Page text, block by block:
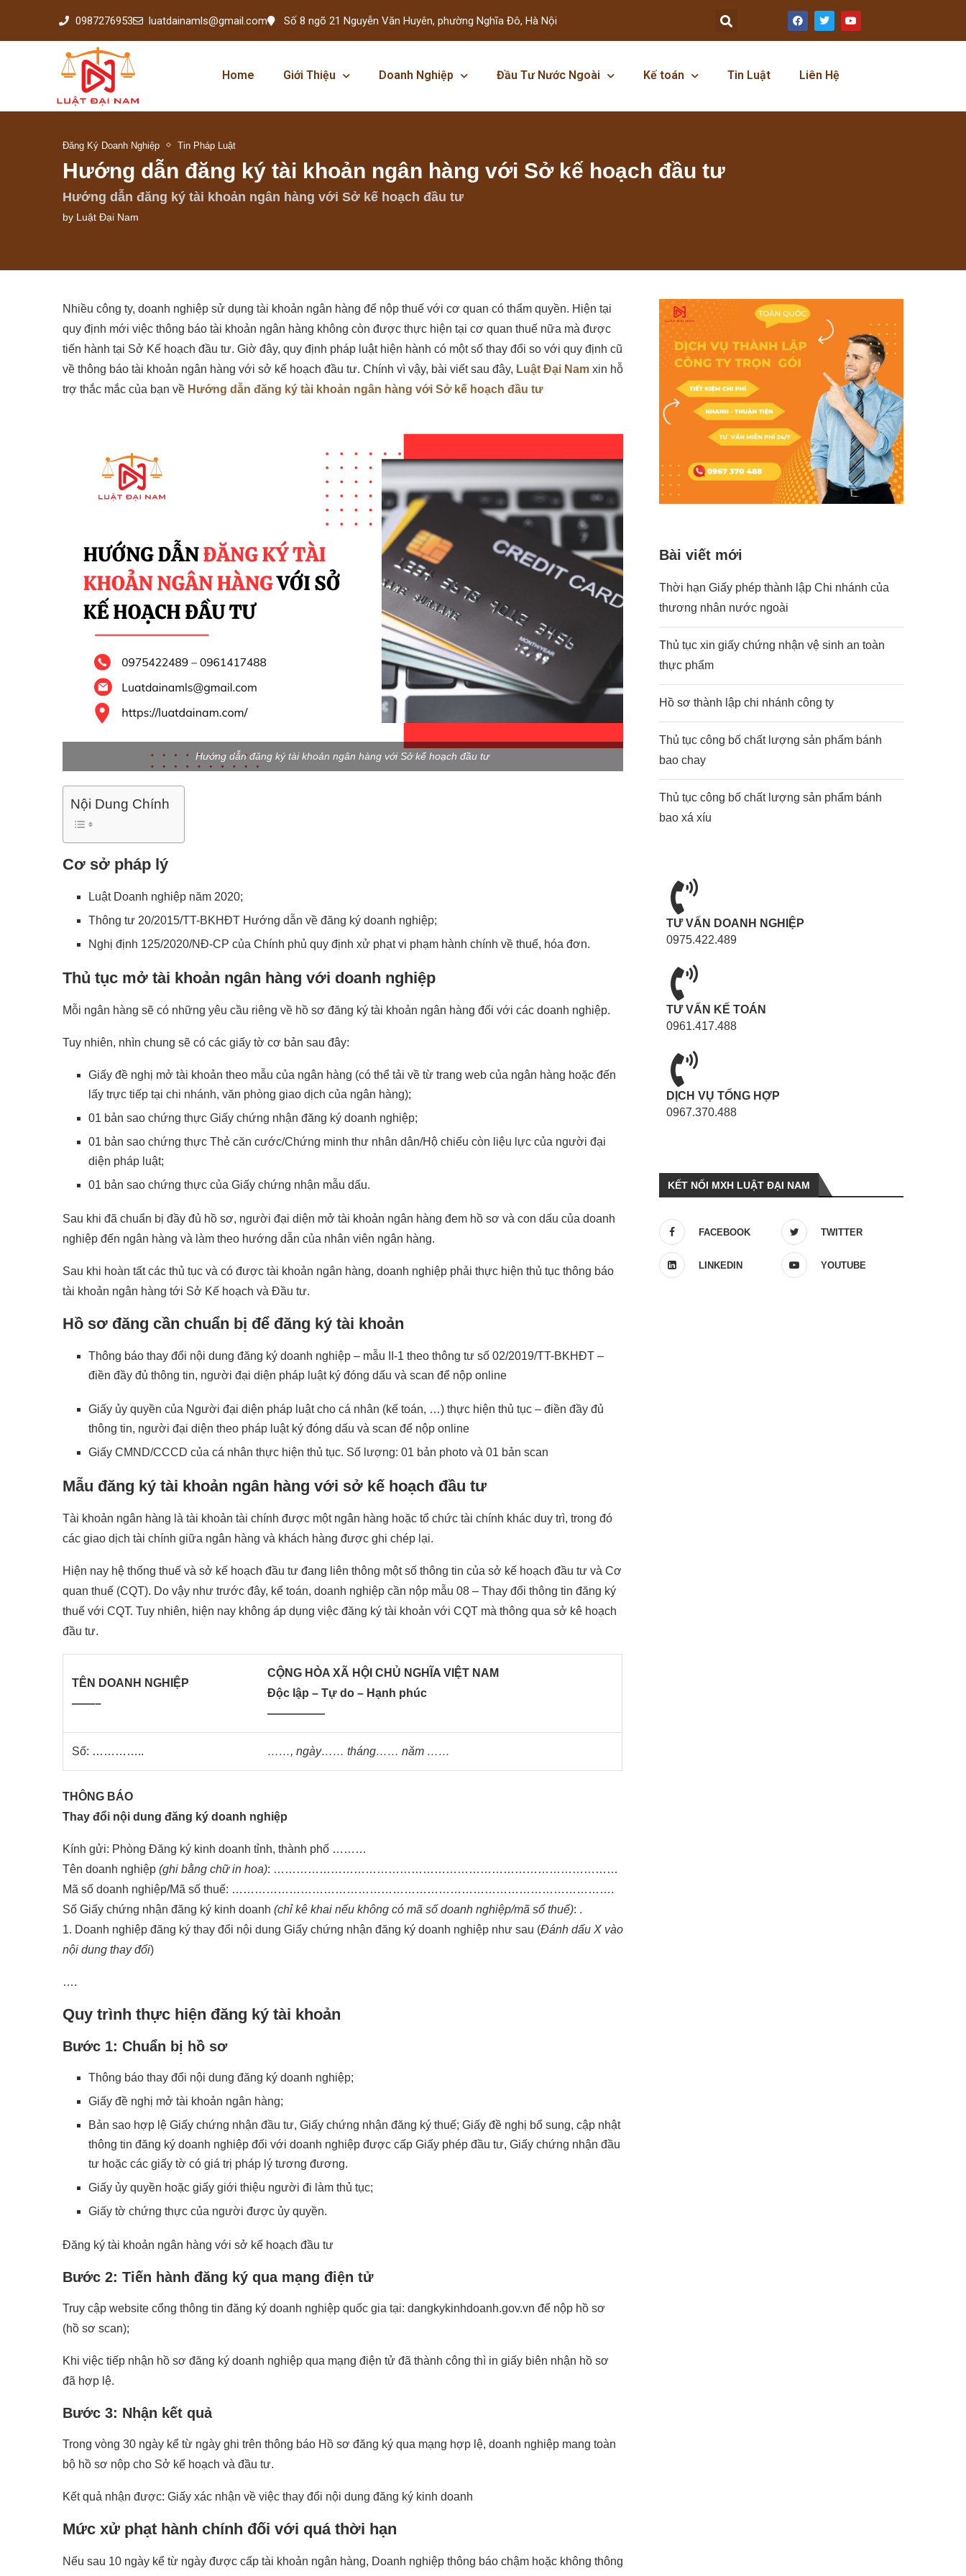
0987276953 luatdainamls@gmail.com Số 8 ngõ 21 Nguyễn Văn Huyên, phường Nghĩa Đô, Hà Nội
Home Giới Thiệu Doanh Nghiệp Đầu Tư Nước Ngoài Kế toán Tin Luật Liên Hệ
Đăng Ký Doanh Nghiệp Tin Pháp Luật
Hướng dẫn đăng ký tài khoản ngân hàng với Sở kế hoạch đầu tư
Hướng dẫn đăng ký tài khoản ngân hàng với Sở kế hoạch đầu tư
by Luật Đại Nam
Nhiều công ty, doanh nghiệp sử dụng tài khoản ngân hàng để nộp thuế với cơ quan có thẩm quyền. Hiện tại
quy định mới việc thông báo tài khoản ngân hàng không còn được thực hiện tại cơ quan thuế nữa mà được
tiến hành tại Sở Kế hoạch đầu tư. Giờ đây, quy định pháp luật hiện hành có một số thay đổi so với quy định cũ
về thông báo tài khoản ngân hàng với sở kế hoạch đầu tư. Chính vì vậy, bài viết sau đây, Luật Đại Nam xin hỗ
trợ thắc mắc của bạn về Hướng dẫn đăng ký tài khoản ngân hàng với Sở kế hoạch đầu tư
Hướng dẫn đăng ký tài khoản ngân hàng với Sở kế hoạch đầu tư
Nội Dung Chính
Cơ sở pháp lý
Luật Doanh nghiệp năm 2020;
Thông tư 20/2015/TT-BKHĐT Hướng dẫn về đăng ký doanh nghiệp;
Nghị định 125/2020/NĐ-CP của Chính phủ quy định xử phạt vi phạm hành chính về thuế, hóa đơn.
Thủ tục mở tài khoản ngân hàng với doanh nghiệp
Mỗi ngân hàng sẽ có những yêu cầu riêng về hồ sơ đăng ký tài khoản ngân hàng đối với các doanh nghiệp.
Tuy nhiên, nhìn chung sẽ có các giấy tờ cơ bản sau đây:
Giấy đề nghị mở tài khoản theo mẫu của ngân hàng (có thể tải về từ trang web của ngân hàng hoặc đến
lấy trực tiếp tại chi nhánh, văn phòng giao dịch của ngân hàng);
01 bản sao chứng thực Giấy chứng nhận đăng ký doanh nghiệp;
01 bản sao chứng thực Thẻ căn cước/Chứng minh thư nhân dân/Hộ chiếu còn liệu lực của người đại
diện pháp luật;
01 bản sao chứng thực của Giấy chứng nhận mẫu dấu.
Sau khi đã chuẩn bị đầy đủ hồ sơ, người đại diện mở tài khoản ngân hàng đem hồ sơ và con dấu của doanh
nghiệp đến ngân hàng và làm theo hướng dẫn của nhân viên ngân hàng.
Sau khi hoàn tất các thủ tục và có được tài khoản ngân hàng, doanh nghiệp phải thực hiện thủ tục thông báo
tài khoản ngân hàng tới Sở Kế hoạch và Đầu tư.
Hồ sơ đăng cần chuẩn bị để đăng ký tài khoản
Thông báo thay đổi nội dung đăng ký doanh nghiệp – mẫu II-1 theo thông tư số 02/2019/TT-BKHĐT –
điền đầy đủ thông tin, người đại diện pháp luật ký đóng dấu và scan để nộp online
Giấy ủy quyền của Người đại diện pháp luật cho cá nhân (kế toán, …) thực hiện thủ tục – điền đầy đủ
thông tin, người đại diện theo pháp luật ký đóng dấu và scan để nộp online
Giấy CMND/CCCD của cá nhân thực hiện thủ tục. Số lượng: 01 bản photo và 01 bản scan
Mẫu đăng ký tài khoản ngân hàng với sở kế hoạch đầu tư
Tài khoản ngân hàng là tài khoản tài chính được một ngân hàng hoặc tổ chức tài chính khác duy trì, trong đó
các giao dịch tài chính giữa ngân hàng và khách hàng được ghi chép lại.
Hiện nay hệ thống thuế và sở kế hoạch đầu tư đang liên thông một số thông tin của sở kế hoạch đầu tư và Cơ
quan thuế (CQT). Do vậy như trước đây, kế toán, doanh nghiệp cần nộp mẫu 08 – Thay đổi thông tin đăng ký
thuế với CQT. Tuy nhiên, hiện nay không áp dụng việc đăng ký tài khoản với CQT mà thông qua sở kê hoạch
đầu tư.
TÊN DOANH NGHIỆP
——–
CỘNG HÒA XÃ HỘI CHỦ NGHĨA VIỆT NAM
Độc lập – Tự do – Hạnh phúc
—————
Số: ………….. ……, ngày…… tháng…… năm ……
THÔNG BÁO
Thay đổi nội dung đăng ký doanh nghiệp
Kính gửi: Phòng Đăng ký kinh doanh tỉnh, thành phố ………
Tên doanh nghiệp (ghi bằng chữ in hoa): ………………………………………………………………………………
Mã số doanh nghiệp/Mã số thuế: ……………………………………………………………………………………….
Số Giấy chứng nhận đăng ký kinh doanh (chỉ kê khai nếu không có mã số doanh nghiệp/mã số thuế): .
1. Doanh nghiệp đăng ký thay đổi nội dung Giấy chứng nhận đăng ký doanh nghiệp như sau (Đánh dấu X vào
nội dung thay đổi)
….
Quy trình thực hiện đăng ký tài khoản
Bước 1: Chuẩn bị hồ sơ
Thông báo thay đổi nội dung đăng ký doanh nghiệp;
Giấy đề nghị mở tài khoản ngân hàng;
Bản sao hợp lệ Giấy chứng nhận đầu tư, Giấy chứng nhận đăng ký thuế; Giấy đề nghị bổ sung, cập nhật
thông tin đăng ký doanh nghiệp đối với doanh nghiệp được cấp Giấy phép đầu tư, Giấy chứng nhận đầu
tư hoặc các giấy tờ có giá trị pháp lý tương đương.
Giấy ủy quyền hoặc giấy giới thiệu người đi làm thủ tục;
Giấy tờ chứng thực của người được ủy quyền.
Đăng ký tài khoản ngân hàng với sở kế hoạch đầu tư
Bước 2: Tiến hành đăng ký qua mạng điện tử
Truy cập website cổng thông tin đăng ký doanh nghiệp quốc gia tại: dangkykinhdoanh.gov.vn để nộp hồ sơ
(hồ sơ scan);
Khi việc tiếp nhận hồ sơ đăng ký doanh nghiệp qua mạng điện tử đã thành công thì in giấy biên nhận hồ sơ
đã hợp lệ.
Bước 3: Nhận kết quả
Trong vòng 30 ngày kể từ ngày ghi trên thông báo Hồ sơ đăng ký qua mạng hợp lệ, doanh nghiệp mang toàn
bộ hồ sơ nộp cho Sở kế hoạch và đầu tư.
Kết quả nhận được: Giấy xác nhận về việc thay đổi nội dung đăng ký kinh doanh
Mức xử phạt hành chính đối với quá thời hạn
Nếu sau 10 ngày kể từ ngày được cấp tài khoản ngân hàng, Doanh nghiệp thông báo chậm hoặc không thông
Bài viết mới
Thời hạn Giấy phép thành lập Chi nhánh của
thương nhân nước ngoài
Thủ tục xin giấy chứng nhận vệ sinh an toàn
thực phẩm
Hồ sơ thành lập chi nhánh công ty
Thủ tục công bố chất lượng sản phẩm bánh
bao chay
Thủ tục công bố chất lượng sản phẩm bánh
bao xá xíu
TƯ VẤN DOANH NGHIỆP
0975.422.489
TƯ VẤN KẾ TOÁN
0961.417.488
DỊCH VỤ TỔNG HỢP
0967.370.488
KẾT NỐI MXH LUẬT ĐẠI NAM
FACEBOOK TWITTER
LINKEDIN YOUTUBE